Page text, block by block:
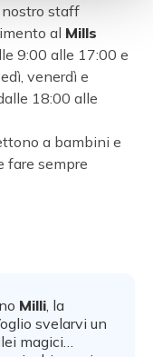
nostro staff
al Mills
9:00 alle 17:00 e
venerdì e
18:00 alle
a bambini e
fare sempre
Milli , la
svelarvi un
magici…